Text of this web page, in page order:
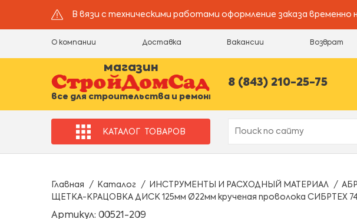
В вязи с техническими работами оформление заказа временно
О компании Доставка Вакансии Возврат
магазин
все для строительства и ремонта
8 (843) 210-25-75
КАТАЛОГ ТОВАРОВ
Главная Каталог ИНСТРУМЕНТЫ И РАСХОДНЫЙ МАТЕРИАЛ
ЩЕТКА-КРАЦОВКА ДИСК 125мм Ø22мм крученая проволока СИБРТЕХ
Артикул: 00521-209